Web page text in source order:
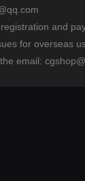
and
for overseas
email: